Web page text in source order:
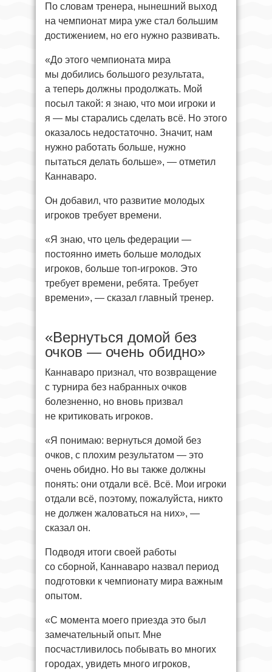
По словам тренера, нынешний выход
на чемпионат мира уже стал большим
достижением, но его нужно развивать.
«До этого чемпионата мира
мы добились большого результата,
а теперь должны продолжать. Мой
посыл такой: я знаю, что мои игроки и
я — мы старались сделать всё. Но этого
оказалось недостаточно. Значит, нам
нужно работать больше, нужно
пытаться делать больше», — отметил
Каннаваро.
Он добавил, что развитие молодых
игроков требует времени.
«Я знаю, что цель федерации —
постоянно иметь больше молодых
игроков, больше топ-игроков. Это
требует времени, ребята. Требует
времени», — сказал главный тренер.
«Вернуться домой без
очков — очень обидно»
Каннаваро признал, что возвращение
с турнира без набранных очков
болезненно, но вновь призвал
не критиковать игроков.
«Я понимаю: вернуться домой без
очков, с плохим результатом — это
очень обидно. Но вы также должны
понять: они отдали всё. Всё. Мои игроки
отдали всё, поэтому, пожалуйста, никто
не должен жаловаться на них», —
сказал он.
Подводя итоги своей работы
со сборной, Каннаваро назвал период
подготовки к чемпионату мира важным
опытом.
«С момента моего приезда это был
замечательный опыт. Мне
посчастливилось побывать во многих
городах, увидеть много игроков,